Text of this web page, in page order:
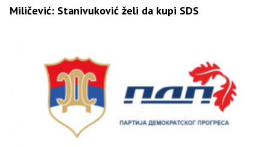
Miličević: Stanivuković želi da kupi SDS